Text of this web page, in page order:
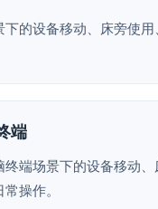
下的设备移动、床旁使用
端
终端场景下的设备移动、
操作。